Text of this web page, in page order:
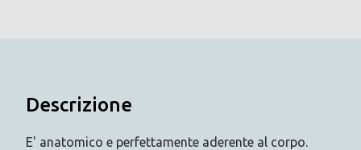
Descrizione
E' anatomico e perfettamente aderente al corpo.